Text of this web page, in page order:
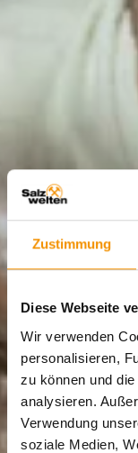
Zustimmung
Diese Webseite
Wir verwenden
personalisieren,
zu können und
analysieren.
Verwendung
soziale Medien,